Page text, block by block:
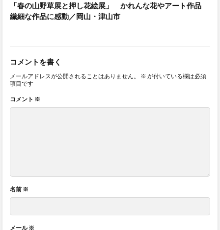
「春の山野草展と押し花絵展」 かれんな花やアート作品
繊細な作品に感動／岡山・津山市
コメントを書く
メールアドレスが公開されることはありません。 ※ が付いている欄は必須
項目です
コメント ※
名前 ※
メール※